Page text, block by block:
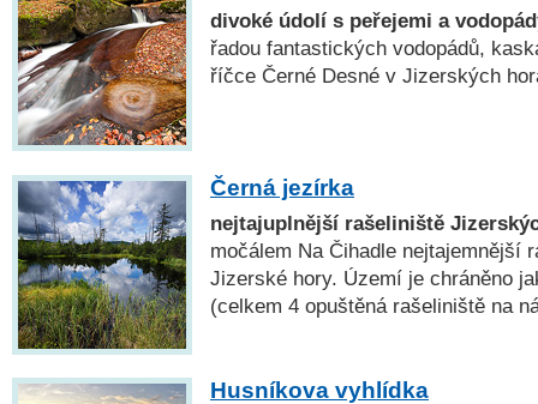
divoké údolí s peřejemi a
řadou fantastických vodopádů,
říčce Černé Desné v Jizerských
Černá jezírka
nejtajuplnější rašeliniště
močálem Na Čihadle nejtajemnější
Jizerské hory. Území je chráněno
(celkem 4 opuštěná rašeliniště na
Husníkova vyhlídka